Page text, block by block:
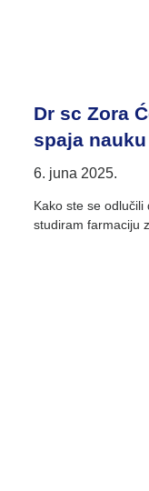
Dr sc Zora
spaja
6. juna 2025.
Kako ste se
studiram farmaciju